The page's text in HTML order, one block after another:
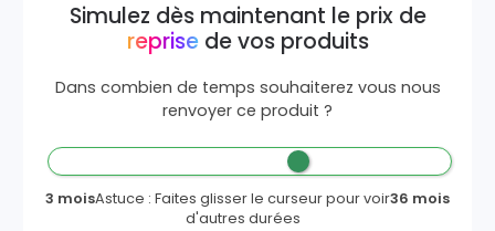
Simulez dès maintenant le prix de
reprisede vos produits
Dans combien de temps souhaiterez vous nous
renvoyer ce produit ?
3 moisAstuce : Faites glisser le curseur pour voir
d'autres durées
36 mois